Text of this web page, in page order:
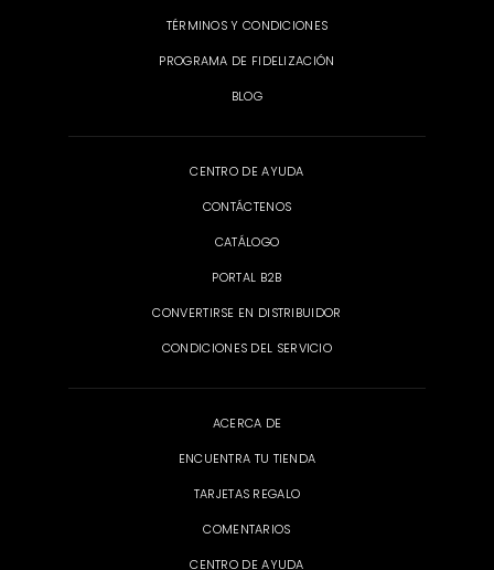
TÉRMINOS Y CONDICIONES
PROGRAMA DE FIDELIZACIÓN
BLOG
CENTRO DE AYUDA
CONTÁCTENOS
CATÁLOGO
PORTAL B2B
CONVERTIRSE EN DISTRIBUIDOR
CONDICIONES DEL SERVICIO
ACERCA DE
ENCUENTRA TU TIENDA
TARJETAS REGALO
COMENTARIOS
CENTRO DE AYUDA